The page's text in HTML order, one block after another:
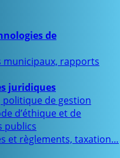
de
municipaux, rapports
juridiques
de gestion
d’éthique et de
publics
et règlements, taxation…